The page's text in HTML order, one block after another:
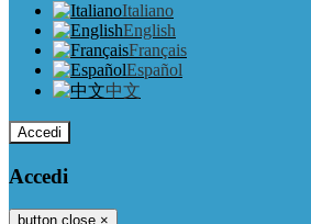
Italiano
English
Français
Español
中文
Accedi
Accedi
button close ×